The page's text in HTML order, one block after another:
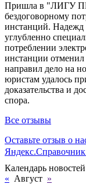
Пришла в "ЛИГУ
бездоговорному
инстанций. Надежд
углубленно
потреблении
инстанции
направил дело на
юристам удалось
доказательства и
спора.
Все отзывы
Оставьте отзыв о
Календарь новостей
« Август »